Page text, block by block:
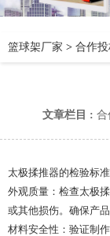
篮球架厂家 > 合作
文章栏目 : 合
太极揉推器的检验标
外观质量：检查太极
或其他损伤。确保产
材料安全性：验证制